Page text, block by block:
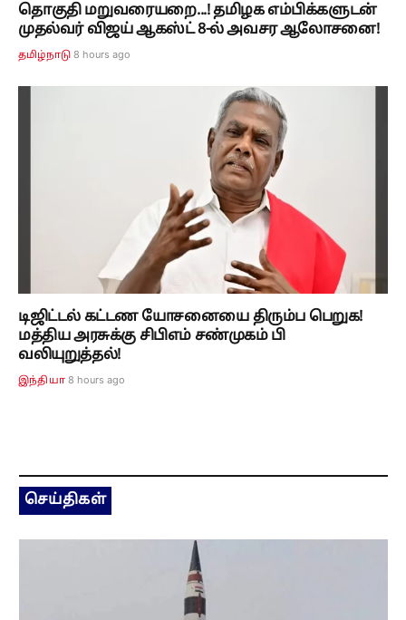
தொகுதி மறுவரையறை...! தமிழக எம்பிக்களுடன்
முதல்வர் விஜய் ஆகஸ்ட் 8-ல் அவசர ஆலோசனை!
தமிழ்நாடு 8 hours ago
டிஜிட்டல் கட்டண யோசனையை திரும்ப பெறுக!
மத்திய அரசுக்கு சிபிஎம் சண்முகம் பி
வலியுறுத்தல்!
இந்தியா 8 hours ago
செய்திகள்